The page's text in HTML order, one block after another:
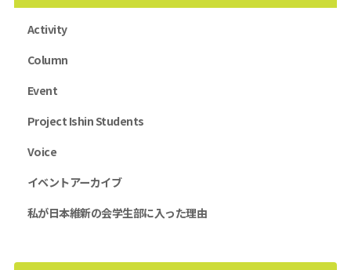
Activity
Column
Event
Project Ishin Students
Voice
イベントアーカイブ
私が日本維新の会学生部に入った理由